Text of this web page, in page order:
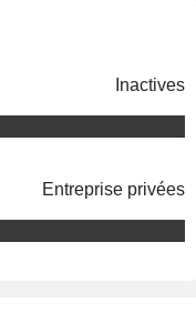
Inactives
Entreprise privées